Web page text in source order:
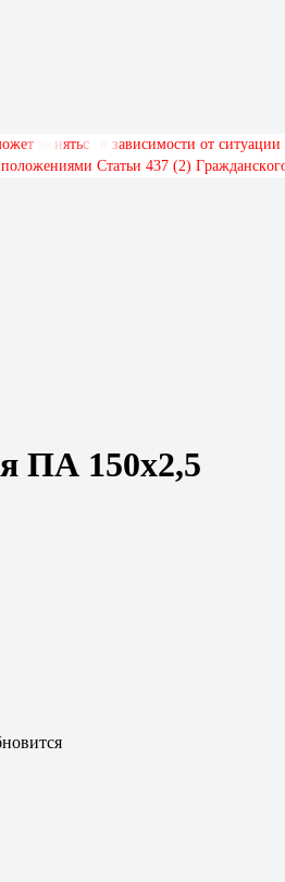
ожет няться зависимости от ситуации
положениями Статьи 437 (2) Гражданског
ПА 150х2,5